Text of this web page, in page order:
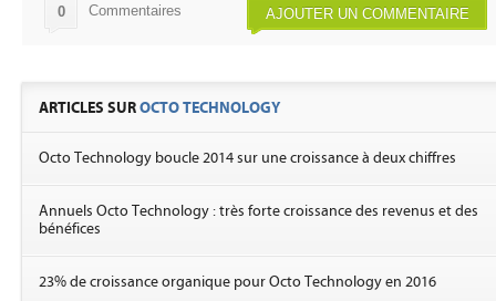
AJOUTER UN COMMENTAIRE
0 Commentaires
ARTICLES SUROCTO TECHNOLOGY
Octo Technology boucle 2014 sur une croissance à deux chiffres
Annuels Octo Technology : très forte croissance des revenus et des
bénéfices
23% de croissance organique pour Octo Technology en 2016